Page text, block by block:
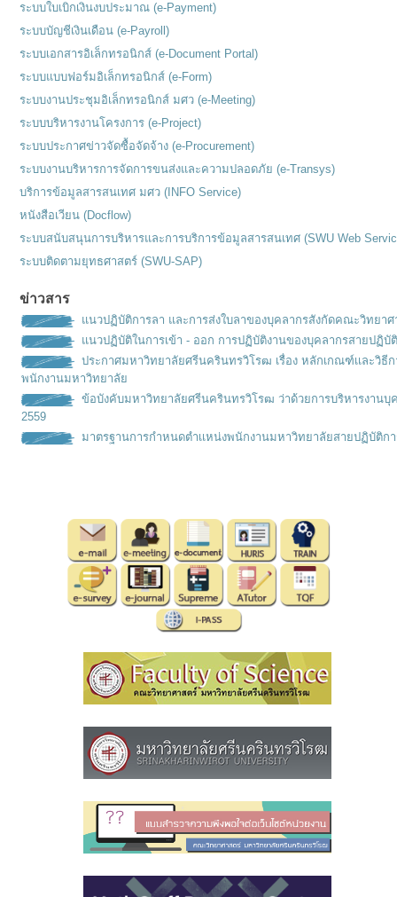
ระบบใบเบิกเงินงบประมาณ (e-Payment)
ระบบบัญชีเงินเดือน (e-Payroll)
ระบบเอกสารอิเล็กทรอนิกส์ (e-Document Portal)
ระบบแบบฟอร์มอิเล็กทรอนิกส์ (e-Form)
ระบบงานประชุมอิเล็กทรอนิกส์ มศว (e-Meeting)
ระบบบริหารงานโครงการ (e-Project)
ระบบประกาศข่าวจัดซื้อจัดจ้าง (e-Procurement)
ระบบงานบริหารการจัดการขนส่งและความปลอดภัย (e-Transys)
บริการข้อมูลสารสนเทศ มศว (INFO Service)
หนังสือเวียน (Docflow)
ระบบสนับสนุนการบริหารและการบริการข้อมูลสารสนเทศ (SWU Web
ระบบติดตามยุทธศาสตร์ (SWU-SAP)
ข่าวสาร
แนวปฏิบัติการลา และการส่งใบลาของบุคลากรสังกัดคณะวิทยาศ
แนวปฏิบัติในการเข้า - ออก การปฏิบัติงานของบุคลากรสายปฏิบั
ประกาศมหาวิทยาลัยศรีนครินทรวิโรฒ เรื่อง หลักเกณฑ์เเละวิธี
พนักงานมหาวิทยาลัย
ข้อบังคับมหาวิทยาลัยศรีนครินทรวิโรฒ ว่าด้วยการบริหารงาน
2559
มาตรฐานการกำหนดตำเเหน่งพนักงานมหาวิทยาลัยสายปฏิบัติก